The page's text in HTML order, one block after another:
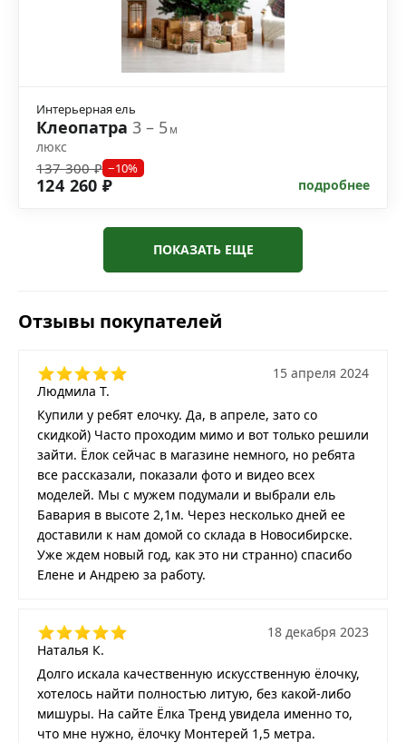
Интерьерная ель
Клеопатра 3 – 5м
люкс
137 300 ₽ −10%
124 260 ₽ подробнее
ПОКАЗАТЬ ЕЩЕ
Отзывы покупателей
Людмила Т.
15 апреля 2024
Купили у ребят елочку. Да, в апреле, зато со
скидкой) Часто проходим мимо и вот только решили
зайти. Ёлок сейчас в магазине немного, но ребята
все рассказали, показали фото и видео всех
моделей. Мы с мужем подумали и выбрали ель
Бавария в высоте 2,1м. Через несколько дней ее
доставили к нам домой со склада в Новосибирске.
Уже ждем новый год, как это ни странно) спасибо
Елене и Андрею за работу.
Наталья К.
18 декабря 2023
Долго искала качественную искусственную ёлочку,
хотелось найти полностью литую, без какой-либо
мишуры. На сайте Ёлка Тренд увидела именно то,
что мне нужно, ёлочку Монтерей 1,5 метра.